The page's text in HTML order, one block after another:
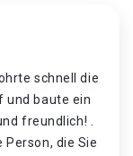
schnell die
und baute ein
freundlich! .
die Sie